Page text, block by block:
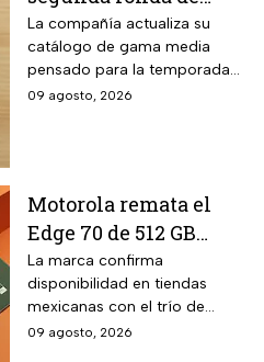
descuentos para el
regreso a clases: el
Moto G67 baja $2,000
pesos y la promoción
La compañía actualiza su
catálogo de gama media
pensado para la temporada
escolar con un equipo de
09 agosto, 2026
Motorola remata el
Edge 70 de 512 GB
ultradelgado con tres
cámaras de 50 MP y
$2,000 pesos de
descuento en hasta 18
La marca confirma
disponibilidad en tiendas
mexicanas con el trío de
lentes de alta resolución que
09 agosto, 2026